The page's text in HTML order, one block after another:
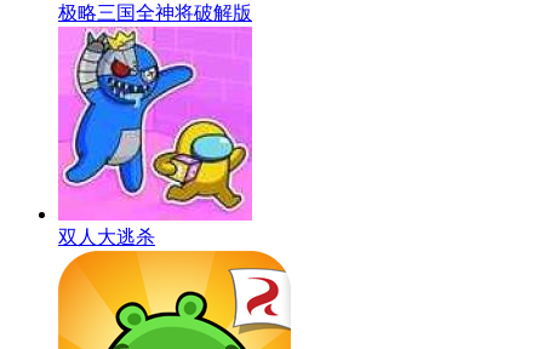
极略三国全神将破解版
双人大逃杀